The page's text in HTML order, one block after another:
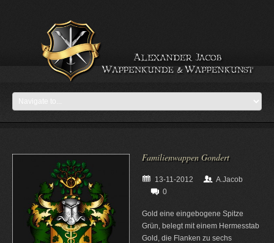
Familienwappen Gondert
13-11-2012
A.Jacob
0
Gold eine eingebogene Spitze
Grün, belegt mit einem Hermesstab
Gold, die Flanken zu sechs